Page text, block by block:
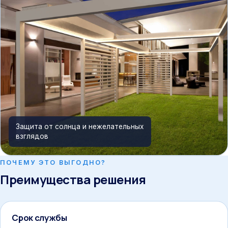
Защита от солнца и нежелательных
взглядов
ПОЧЕМУ ЭТО ВЫГОДНО?
Преимущества решения
Срок службы